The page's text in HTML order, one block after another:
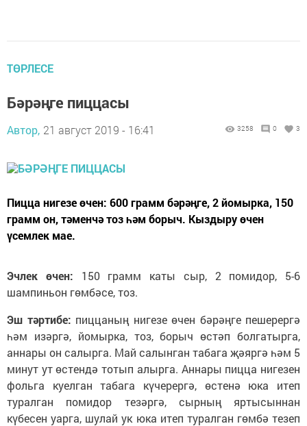
ТӨРЛЕСЕ
Бәрәңге пиццасы
Автор, 21 август 2019 - 16:41 3258 0 3
Пицца нигезе өчен: 600 грамм бәрәңге, 2 йомырка, 150
грамм он, тәменчә тоз һәм борыч. Кыздыру өчен
үсемлек мае.
Эчлек өчен: 150 грамм каты сыр, 2 помидор, 5-6
шампиньон гөмбәсе, тоз.
Эш тәртибе: пиццаның нигезе өчен бәрәңге пешерергә
һәм изәргә, йомырка, тоз, борыч өстәп болгатырга,
аннары он салырга. Май салынган табага җәяргә һәм 5
минут ут өстендә тотып алырга. Аннары пицца нигезен
фольга куелган табага күчерергә, өстенә юка итеп
туралган помидор тезәргә, сырның яртысыннан
күбесен уарга, шулай ук юка итеп туралган гөмбә тезеп